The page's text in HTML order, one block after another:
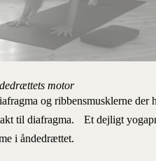
motor
og ribbensmusklerne
til diafragma. Et dejligt
i åndedrættet.